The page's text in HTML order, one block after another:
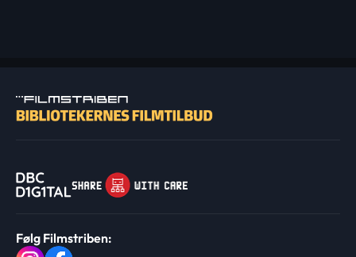
Følg Filmstriben: